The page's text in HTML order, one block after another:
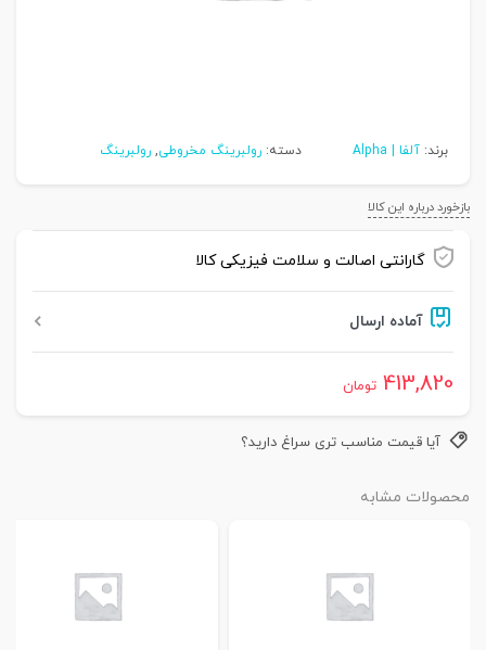
برند: آلفا | Alpha دسته: رولبرینگ مخروطی, رولبرینگ
بازخورد درباره این کالا
گارانتی اصالت و سلامت فیزیکی کالا
آماده ارسال
413,820 تومان
آیا قیمت مناسب تری سراغ دارید؟
محصولات مشابه